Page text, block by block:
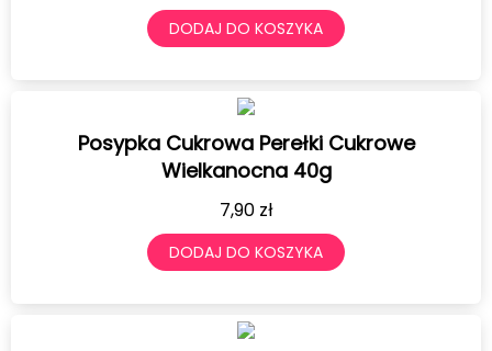
DODAJ DO KOSZYKA
Posypka Cukrowa Perełki Cukrowe
Wielkanocna 40g
7,90 zł
DODAJ DO KOSZYKA